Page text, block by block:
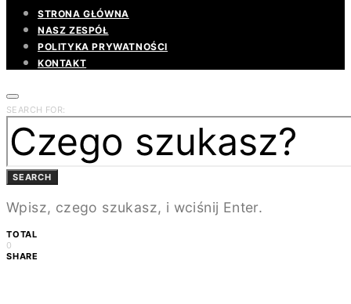
STRONA GŁÓWNA
NASZ ZESPÓŁ
POLITYKA PRYWATNOŚCI
KONTAKT
SEARCH FOR:
SEARCH
Wpisz, czego szukasz, i wciśnij Enter.
TOTAL
0
SHARE